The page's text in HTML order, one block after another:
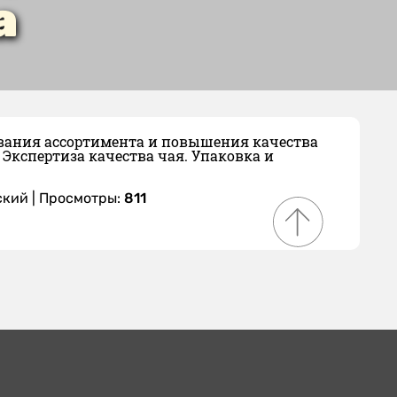
ассортимента и повышения качества
качества чая. Упаковка и
| Просмотры: 811